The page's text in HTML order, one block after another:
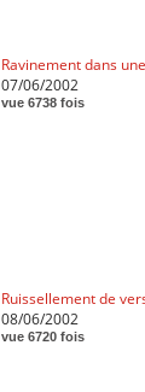
Ravinement dans
07/06/2002
vue 6738 fois
Ruissellement de
08/06/2002
vue 6720 fois